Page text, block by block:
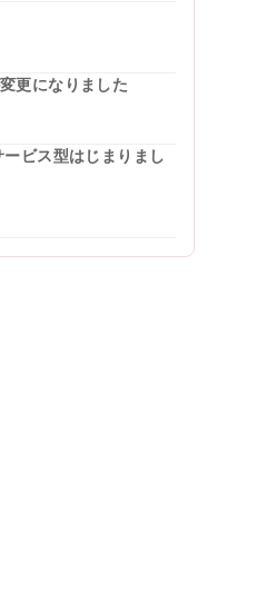
更になりました
ビス型はじまりまし